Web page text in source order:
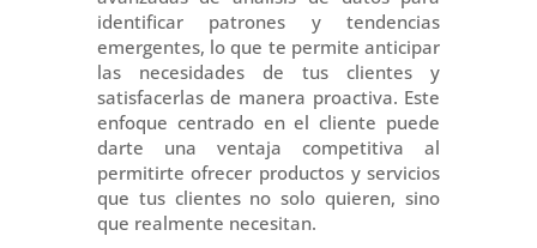
identificar patrones y tendencias
emergentes, lo que te permite anticipar
las necesidades de tus clientes y
satisfacerlas de manera proactiva. Este
enfoque centrado en el cliente puede
darte una ventaja competitiva al
permitirte ofrecer productos y servicios
que tus clientes no solo quieren, sino
que realmente necesitan.